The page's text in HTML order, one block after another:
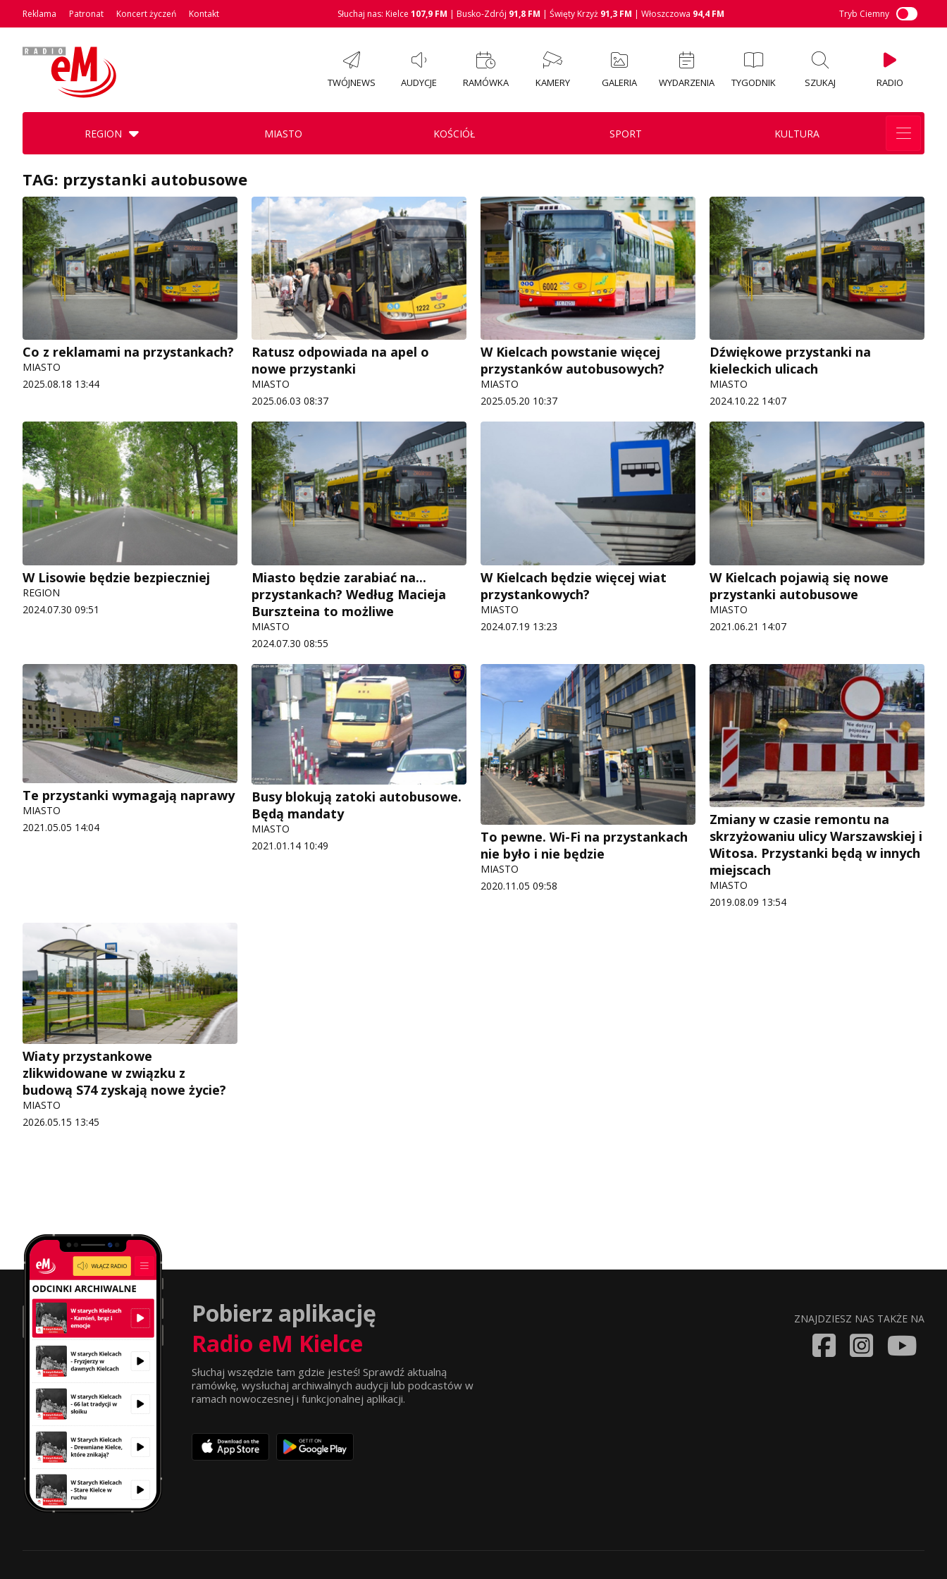
Reklama Patronat Koncert życzeń Kontakt Słuchaj nas: Kielce 107,9 FM | Busko-Zdrój 91,8 FM | Święty Krzyż 91,3 FM | Włoszczowa 94,4 FM Tryb Ciemny
TWÓJNEWS AUDYCJE RAMÓWKA KAMERY GALERIA WYDARZENIA TYGODNIK SZUKAJ RADIO
REGION MIASTO KOŚCIÓŁ SPORT KULTURA
TAG: przystanki autobusowe
Co z reklamami na przystankach?
MIASTO
2025.08.18 13:44
Ratusz odpowiada na apel o
nowe przystanki
MIASTO
2025.06.03 08:37
W Kielcach powstanie więcej
przystanków autobusowych?
MIASTO
2025.05.20 10:37
Dźwiękowe przystanki na
kieleckich ulicach
MIASTO
2024.10.22 14:07
W Lisowie będzie bezpieczniej
REGION
2024.07.30 09:51
Miasto będzie zarabiać na...
przystankach? Według Macieja
Burszteina to możliwe
MIASTO
2024.07.30 08:55
W Kielcach będzie więcej wiat
przystankowych?
MIASTO
2024.07.19 13:23
W Kielcach pojawią się nowe
przystanki autobusowe
MIASTO
2021.06.21 14:07
Te przystanki wymagają naprawy
MIASTO
2021.05.05 14:04
Busy blokują zatoki autobusowe.
Będą mandaty
MIASTO
2021.01.14 10:49
To pewne. Wi-Fi na przystankach
nie było i nie będzie
MIASTO
2020.11.05 09:58
Zmiany w czasie remontu na
skrzyżowaniu ulicy Warszawskiej i
Witosa. Przystanki będą w innych
miejscach
MIASTO
2019.08.09 13:54
Wiaty przystankowe
zlikwidowane w związku z
budową S74 zyskają nowe życie?
MIASTO
2026.05.15 13:45
Pobierz aplikację
Radio eM Kielce
Słuchaj wszędzie tam gdzie jesteś! Sprawdź aktualną
ramówkę, wysłuchaj archiwalnych audycji lub podcastów w
ramach nowoczesnej i funkcjonalnej aplikacji.
ZNAJDZIESZ NAS TAKŻE NA